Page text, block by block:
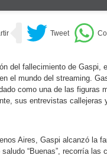
del fallecimiento de Gaspi,
el mundo del streaming.
como una de las figuras
sus entrevistas callejeras
Aires, Gaspi alcanzó la
“Buenas”, recorría las